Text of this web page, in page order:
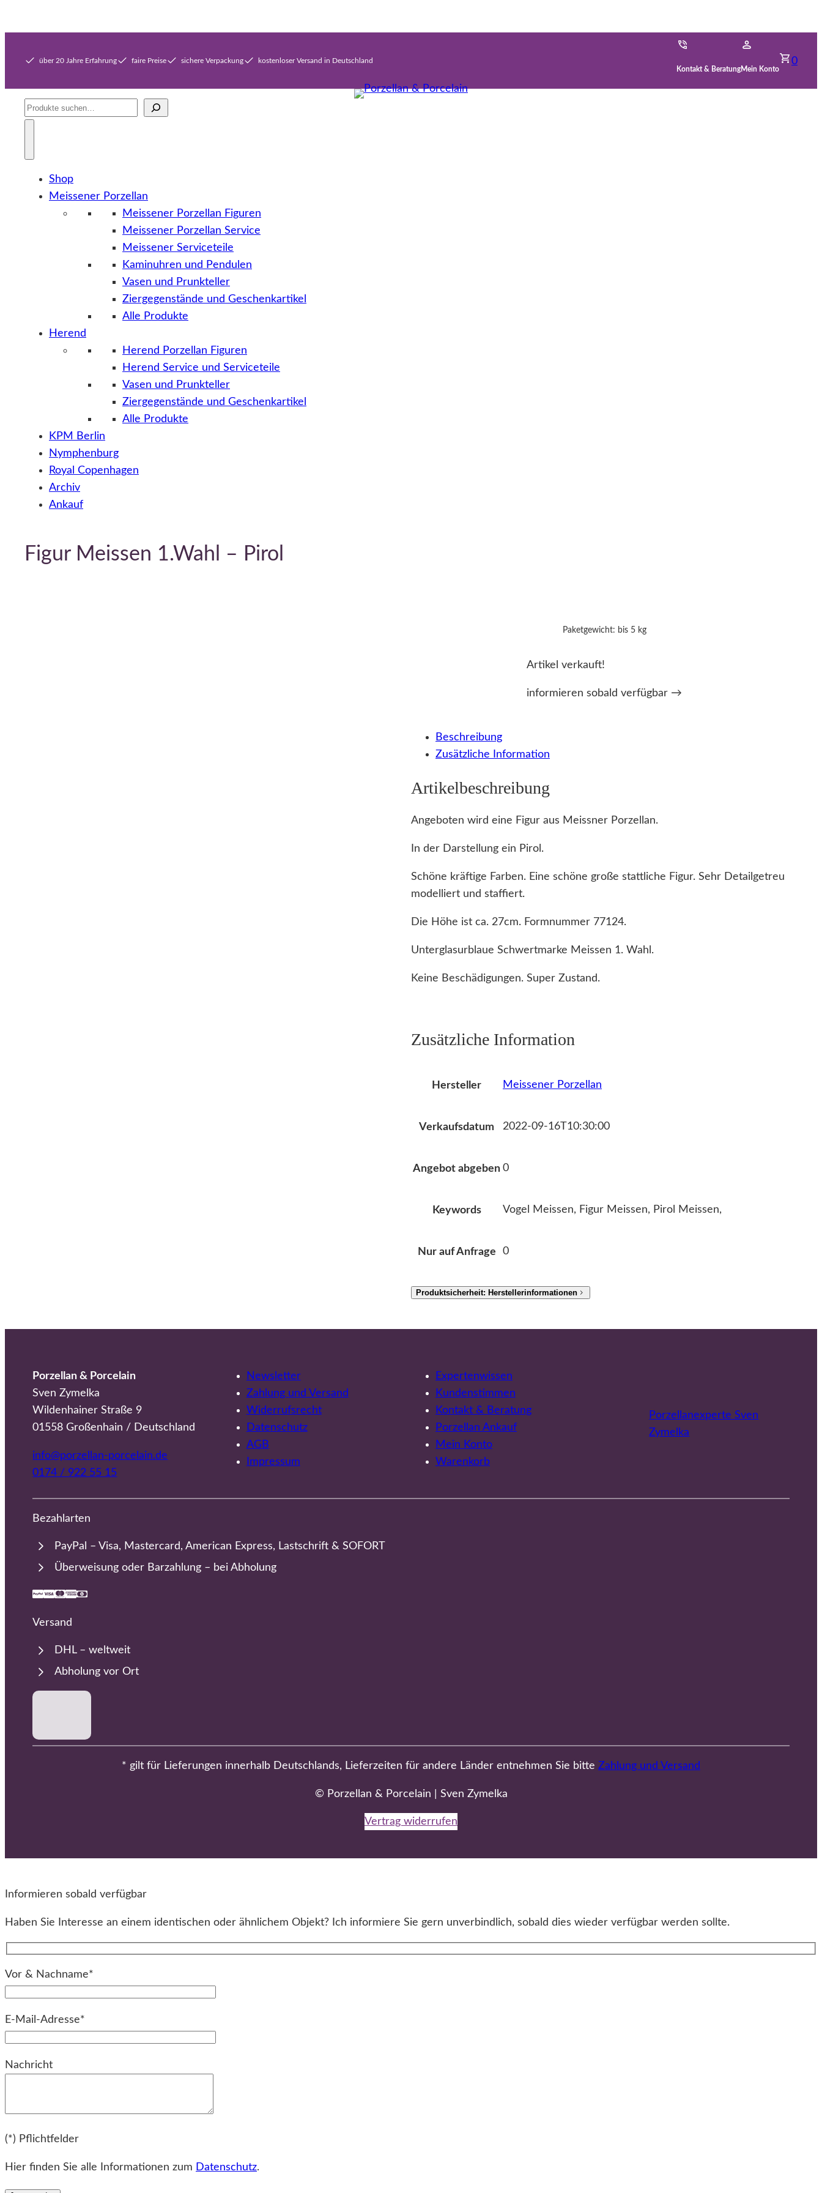
über 20 Jahre Erfahrung faire Preise sichere Verpackung
kostenloser Versand in Deutschland
Kontakt & BeratungMein Konto
0
Suche
Shop
Meissener Porzellan
Meissener Porzellan Figuren
Meissener Porzellan Service
Meissener Serviceteile
Kaminuhren und Pendulen
Vasen und Prunkteller
Ziergegenstände und Geschenkartikel
Alle Produkte
Herend
Herend Porzellan Figuren
Herend Service und Serviceteile
Vasen und Prunkteller
Ziergegenstände und Geschenkartikel
Alle Produkte
KPM Berlin
Nymphenburg
Royal Copenhagen
Archiv
Ankauf
Figur Meissen 1.Wahl – Pirol
Paketgewicht: bis 5 kg
Artikel verkauft!
informieren sobald verfügbar →
Beschreibung
Zusätzliche Information
Artikelbeschreibung
Angeboten wird eine Figur aus Meissner Porzellan.
In der Darstellung ein Pirol.
Schöne kräftige Farben. Eine schöne große stattliche Figur. Sehr Detailgetreu
modelliert und staffiert.
Die Höhe ist ca. 27cm. Formnummer 77124.
Unterglasurblaue Schwertmarke Meissen 1. Wahl.
Keine Beschädigungen. Super Zustand.
Zusätzliche Information
Hersteller Meissener Porzellan
Verkaufsdatum 2022-09-16T10:30:00
Angebot abgeben 0
Keywords Vogel Meissen, Figur Meissen, Pirol Meissen,
Nur auf Anfrage 0
Produktsicherheit: Herstellerinformationen
Porzellan & Porcelain
Sven Zymelka
Wildenhainer Straße 9
01558 Großenhain / Deutschland
info@porzellan-porcelain.de
0174 / 922 55 15
Newsletter
Zahlung und Versand
Widerrufsrecht
Datenschutz
AGB
Impressum
Expertenwissen
Kundenstimmen
Kontakt & Beratung
Porzellan Ankauf
Mein Konto
Warenkorb
Porzellanexperte Sven
Zymelka
Bezahlarten
PayPal – Visa, Mastercard, American Express, Lastschrift & SOFORT
Überweisung oder Barzahlung – bei Abholung
Versand
DHL – weltweit
Abholung vor Ort
* gilt für Lieferungen innerhalb Deutschlands, Lieferzeiten für andere Länder entnehmen Sie bitte Zahlung und Versand
© Porzellan & Porcelain | Sven Zymelka
Vertrag widerrufen
Informieren sobald verfügbar
Haben Sie Interesse an einem identischen oder ähnlichem Objekt? Ich informiere Sie gern unverbindlich, sobald dies wieder verfügbar werden sollte.
Vor & Nachname*
E-Mail-Adresse*
Nachricht
(*) Pflichtfelder
Hier finden Sie alle Informationen zum Datenschutz.